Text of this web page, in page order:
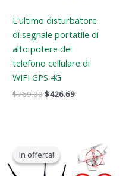
L'ultimo disturbatore
di segnale portatile di
alto potere del
telefono cellulare di
WIFI GPS 4G
$769.00$426.69
In offerta!
In offerta!originale
era:
prezzo
attuale
è: